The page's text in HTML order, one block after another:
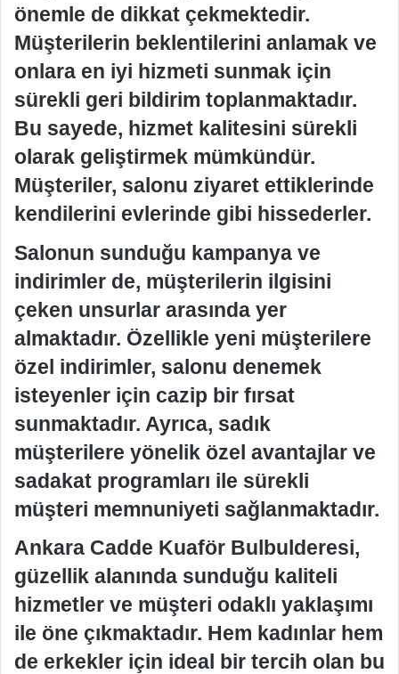
önemle de dikkat çekmektedir.
Müşterilerin beklentilerini anlamak ve
onlara en iyi hizmeti sunmak için
sürekli geri bildirim toplanmaktadır.
Bu sayede, hizmet kalitesini sürekli
olarak geliştirmek mümkündür.
Müşteriler, salonu ziyaret ettiklerinde
kendilerini evlerinde gibi hissederler.
Salonun sunduğu kampanya ve
indirimler de, müşterilerin ilgisini
çeken unsurlar arasında yer
almaktadır. Özellikle yeni müşterilere
özel indirimler, salonu denemek
isteyenler için cazip bir fırsat
sunmaktadır. Ayrıca, sadık
müşterilere yönelik özel avantajlar ve
sadakat programları ile sürekli
müşteri memnuniyeti sağlanmaktadır.
Ankara Cadde Kuaför Bulbulderesi,
güzellik alanında sunduğu kaliteli
hizmetler ve müşteri odaklı yaklaşımı
ile öne çıkmaktadır. Hem kadınlar hem
de erkekler için ideal bir tercih olan bu